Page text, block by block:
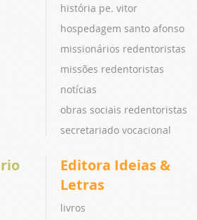
história pe. vitor
hospedagem santo afonso
missionários redentoristas
missões redentoristas
notícias
obras sociais redentoristas
secretariado vocacional
Editora Ideias &
Letras
livros